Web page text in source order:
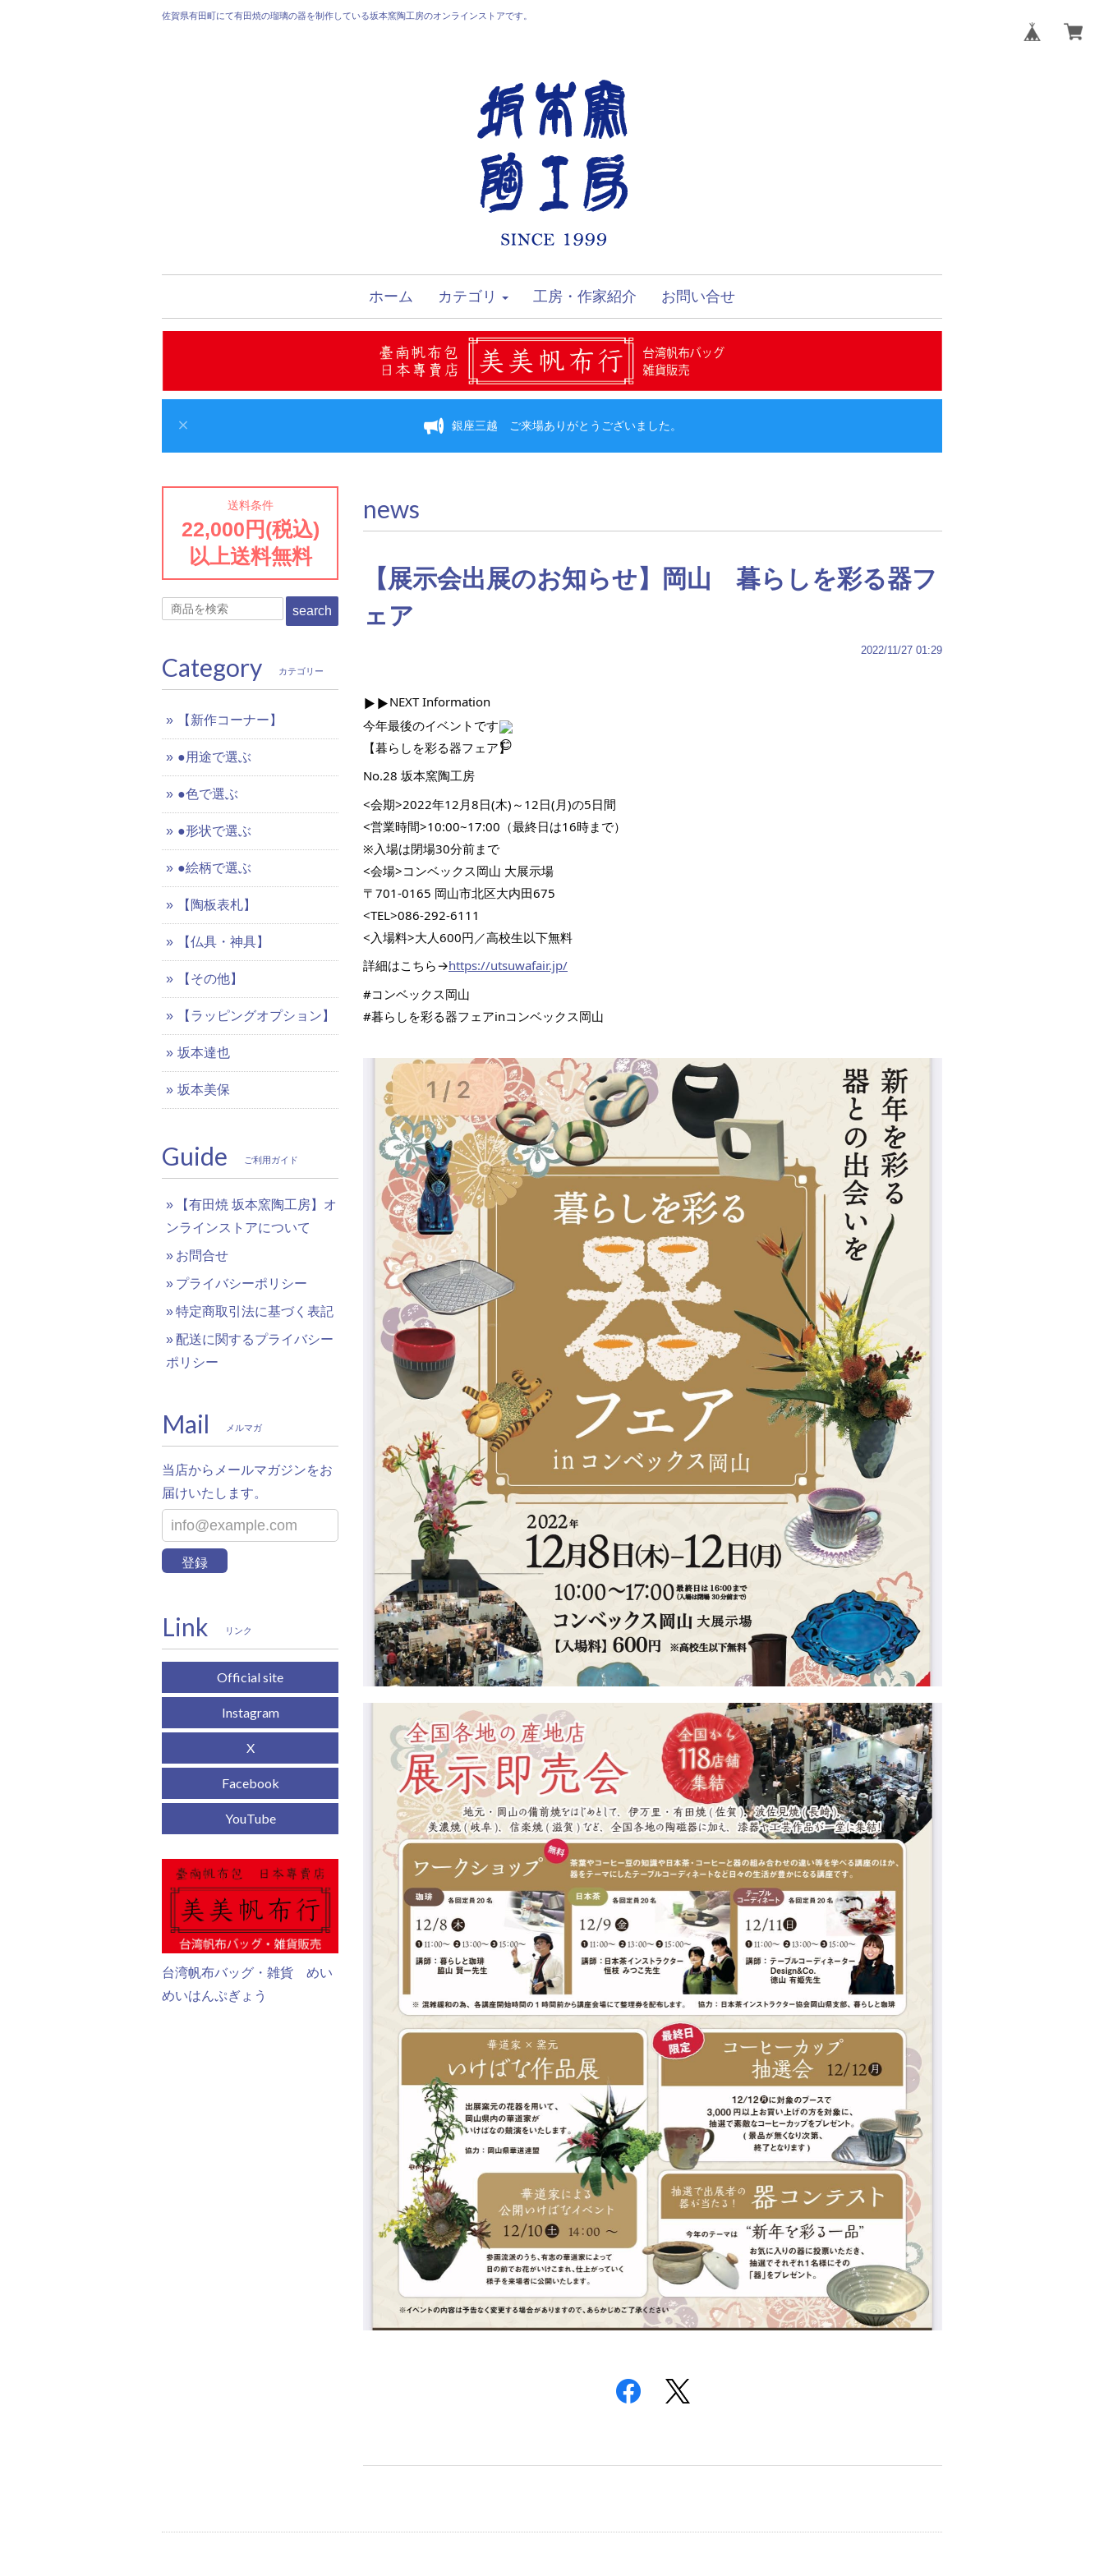
佐賀県有田町にて有田焼の瑠璃の器を制作している坂本窯陶工房のオンラインストアです。
ホーム カテゴリ 工房・作家紹介 お問い合せ
銀座三越 ご来場ありがとうございました。
news
【展示会出展のお知らせ】岡山 暮らしを彩る器フ
ェア
2022/11/27 01:29
▶︎ ▶︎NEXT Information
今年最後のイベントです
【暮らしを彩る器フェア】
No.28 坂本窯陶工房
<会期>2022年12月8日(木)～12日(月)の5日間
<営業時間>10:00~17:00（最終日は16時まで）
※入場は閉場30分前まで
<会場>コンベックス岡山 大展示場
〒701-0165 岡山市北区大内田675
<TEL>086-292-6111
<入場料>大人600円／高校生以下無料
詳細はこちら→https://utsuwafair.jp/
#コンベックス岡山
#暮らしを彩る器フェアinコンベックス岡山
送料条件
22,000円(税込)
以上送料無料
search
Category カテゴリー
【新作コーナー】
●用途で選ぶ
●色で選ぶ
●形状で選ぶ
●絵柄で選ぶ
【陶板表札】
【仏具・神具】
【その他】
【ラッピングオプション】
坂本達也
坂本美保
Guide ご利用ガイド
【有田焼 坂本窯陶工房】オ
ンラインストアについて
お問合せ
プライバシーポリシー
特定商取引法に基づく表記
配送に関するプライバシー
ポリシー
Mail メルマガ
当店からメールマガジンをお
届けいたします。
登録
Link リンク
Official site
Instagram
X
Facebook
YouTube
台湾帆布バッグ・雑貨 めい
めいはんぷぎょう